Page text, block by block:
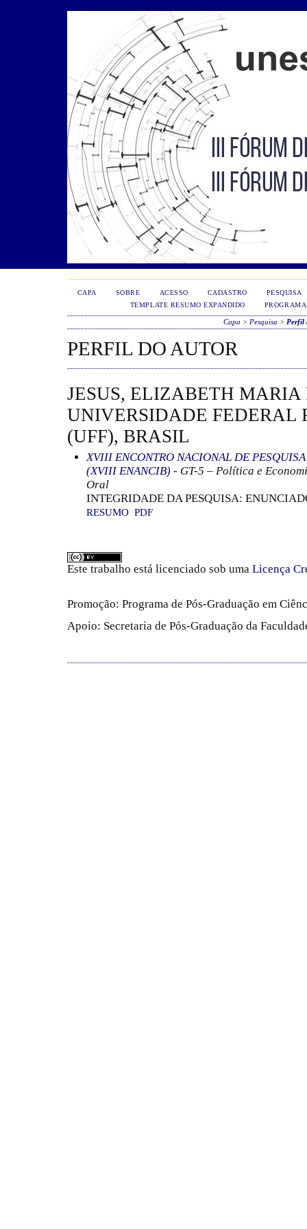
CAPA SOBRE ACESSO CADASTRO
PESQUISA
TEMPLATE RESUMO EXPANDIDO
PROGRAMA
Capa > Pesquisa > Perfil
PERFIL DO AUTOR
JESUS, ELIZABETH MARIA
UNIVERSIDADE FEDERAL
(UFF), BRASIL
XVIII ENCONTRO NACIONAL DE
(XVIII ENANCIB) - GT-5 – Política e
Oral
INTEGRIDADE DA PESQUISA:
RESUMO PDF
Este trabalho está licenciado sob uma Licença
Promoção: Programa de Pós-Graduação em
Apoio: Secretaria de Pós-Graduação da